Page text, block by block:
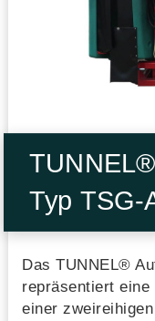
Typ TSG-
Das TUNNEL®
repräsentiert eine
einer